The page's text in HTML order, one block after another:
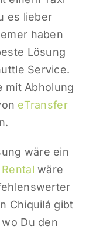
es lieber
haben
Lösung
Service.
mit Abholung
eTransfer
wäre ein
wäre
Chiquilá gibt
Du den